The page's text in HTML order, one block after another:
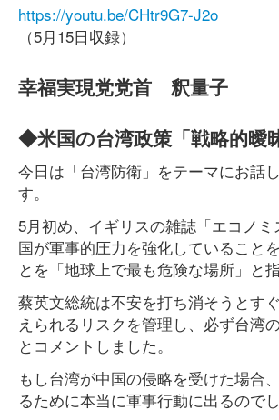
https://youtu.be/CHtr9G7-J2o
（5月15日収録）
幸福実現党党首 釈量子
◆米国の台湾政策「戦略的曖
今日は「台湾防衛」をテーマにお話
す。
5月初め、イギリスの雑誌「エコノミ
国が軍事的圧力を強化していること
とを「地球上で最も危険な場所」と
蔡英文総統は不安を打ち消そうとす
えられるリスクを管理し、必ず台湾
とコメントしました。
もし台湾が中国の侵略を受けた場合
るために本当に軍事行動に出るので